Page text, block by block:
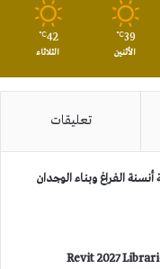
39
℃
الأثنين
42
℃
الثلاثاء
تعليقات
الفراغ وبناء الوجدان